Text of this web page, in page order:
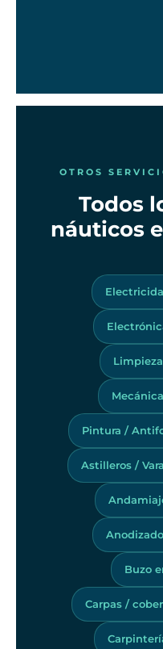
OTROS
Todos
náuticos
Pintura /
Astilleros /
Buzo
Carpas /